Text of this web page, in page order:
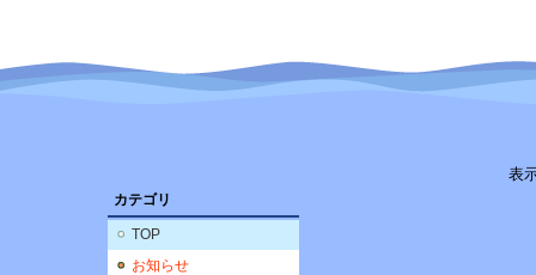
カテゴリ
TOP
お知らせ
表